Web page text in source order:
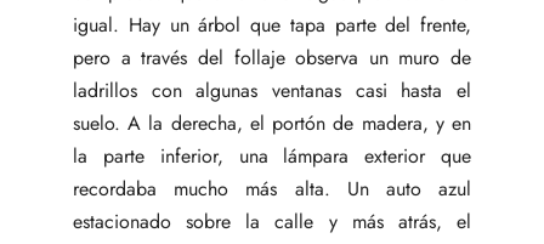
igual. Hay un árbol que tapa parte del frente,
pero a través del follaje observa un muro de
ladrillos con algunas ventanas casi hasta el
suelo. A la derecha, el portón de madera, y en
la parte inferior, una lámpara exterior que
recordaba mucho más alta. Un auto azul
estacionado sobre la calle y más atrás, el